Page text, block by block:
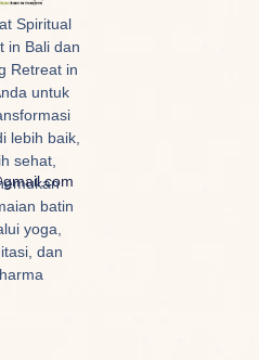
Spiritual
in Bali dan
Retreat in
untuk
lebih baik,
sehat,
batin
yoga,
dan